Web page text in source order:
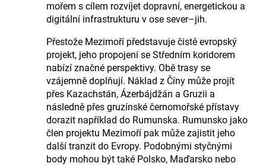
mořem s cílem rozvíjet dopravní, energetickou a
digitální infrastrukturu v ose sever–jih.
Přestože Mezimoří představuje čistě evropský
projekt, jeho propojení se Středním koridorem
nabízí značné perspektivy. Obě trasy se
vzájemně doplňují. Náklad z Číny může projít
přes Kazachstán, Ázerbájdžán a Gruzii a
následně přes gruzínské černomořské přístavy
dorazit například do Rumunska. Rumunsko jako
člen projektu Mezimoří pak může zajistit jeho
další tranzit do Evropy. Podobnými styčnými
body mohou být také Polsko, Maďarsko nebo